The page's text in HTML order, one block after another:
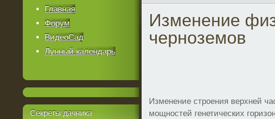
Изменение
черноземов
Изменение строения верхней
мощностей генетических
Главная
Форум
ВидеоСад
Лунный календарь
Секреты дачника